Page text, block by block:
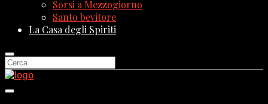
Sorsi a Mezzogiorno
Santo bevitore
La Casa degli Spiriti